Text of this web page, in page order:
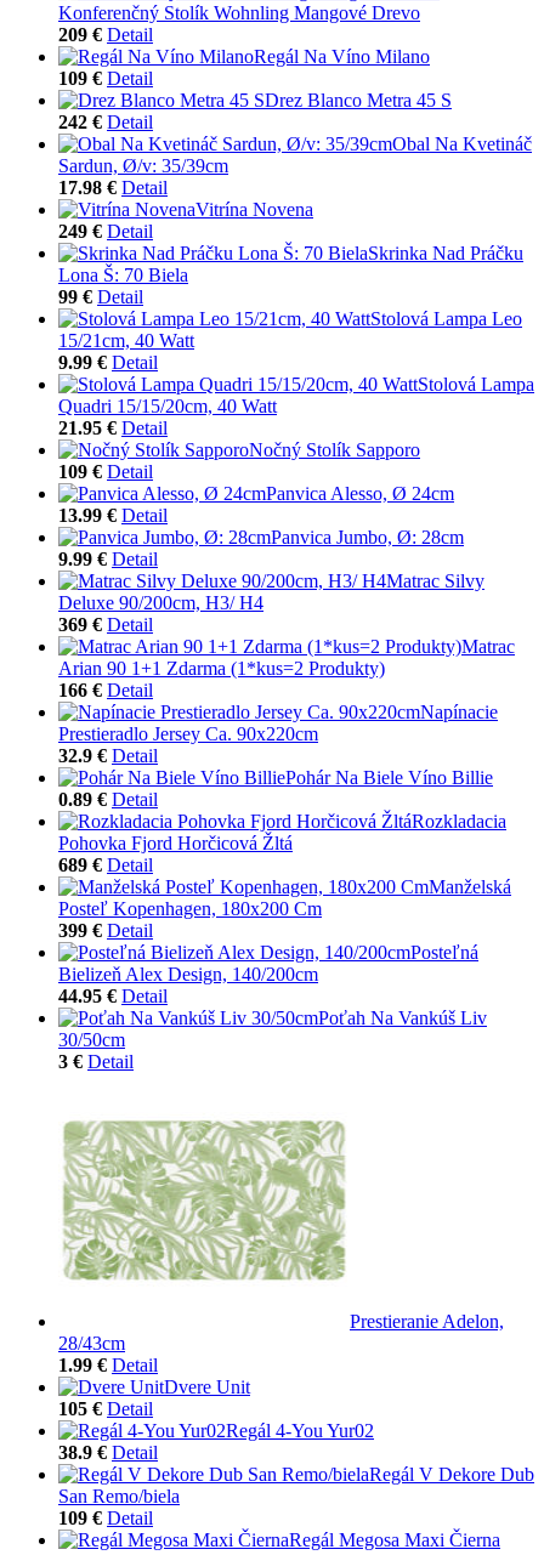
Konferenčný Stolík Wohnling Mangové Drevo
209 € Detail
Regál Na Víno Milano
109 € Detail
Drez Blanco Metra 45 S
242 € Detail
Obal Na Kvetináč
Sardun, Ø/v: 35/39cm
17.98 € Detail
Vitrína Novena
249 € Detail
Skrinka Nad Práčku
Lona Š: 70 Biela
99 € Detail
Stolová Lampa Leo
15/21cm, 40 Watt
9.99 € Detail
Stolová Lampa
Quadri 15/15/20cm, 40 Watt
21.95 € Detail
Nočný Stolík Sapporo
109 € Detail
Panvica Alesso, Ø 24cm
13.99 € Detail
Panvica Jumbo, Ø: 28cm
9.99 € Detail
Matrac Silvy
Deluxe 90/200cm, H3/ H4
369 € Detail
Matrac
Arian 90 1+1 Zdarma (1*kus=2 Produkty)
166 € Detail
Napínacie
Prestieradlo Jersey Ca. 90x220cm
32.9 € Detail
Pohár Na Biele Víno Billie
0.89 € Detail
Rozkladacia
Pohovka Fjord Horčicová Žltá
689 € Detail
Manželská
Posteľ Kopenhagen, 180x200 Cm
399 € Detail
Posteľná
Bielizeň Alex Design, 140/200cm
44.95 € Detail
Poťah Na Vankúš Liv
30/50cm
3 € Detail
Prestieranie Adelon,
28/43cm
1.99 € Detail
Dvere Unit
105 € Detail
Regál 4-You Yur02
38.9 € Detail
Regál V Dekore Dub
San Remo/biela
109 € Detail
Regál Megosa Maxi Čierna